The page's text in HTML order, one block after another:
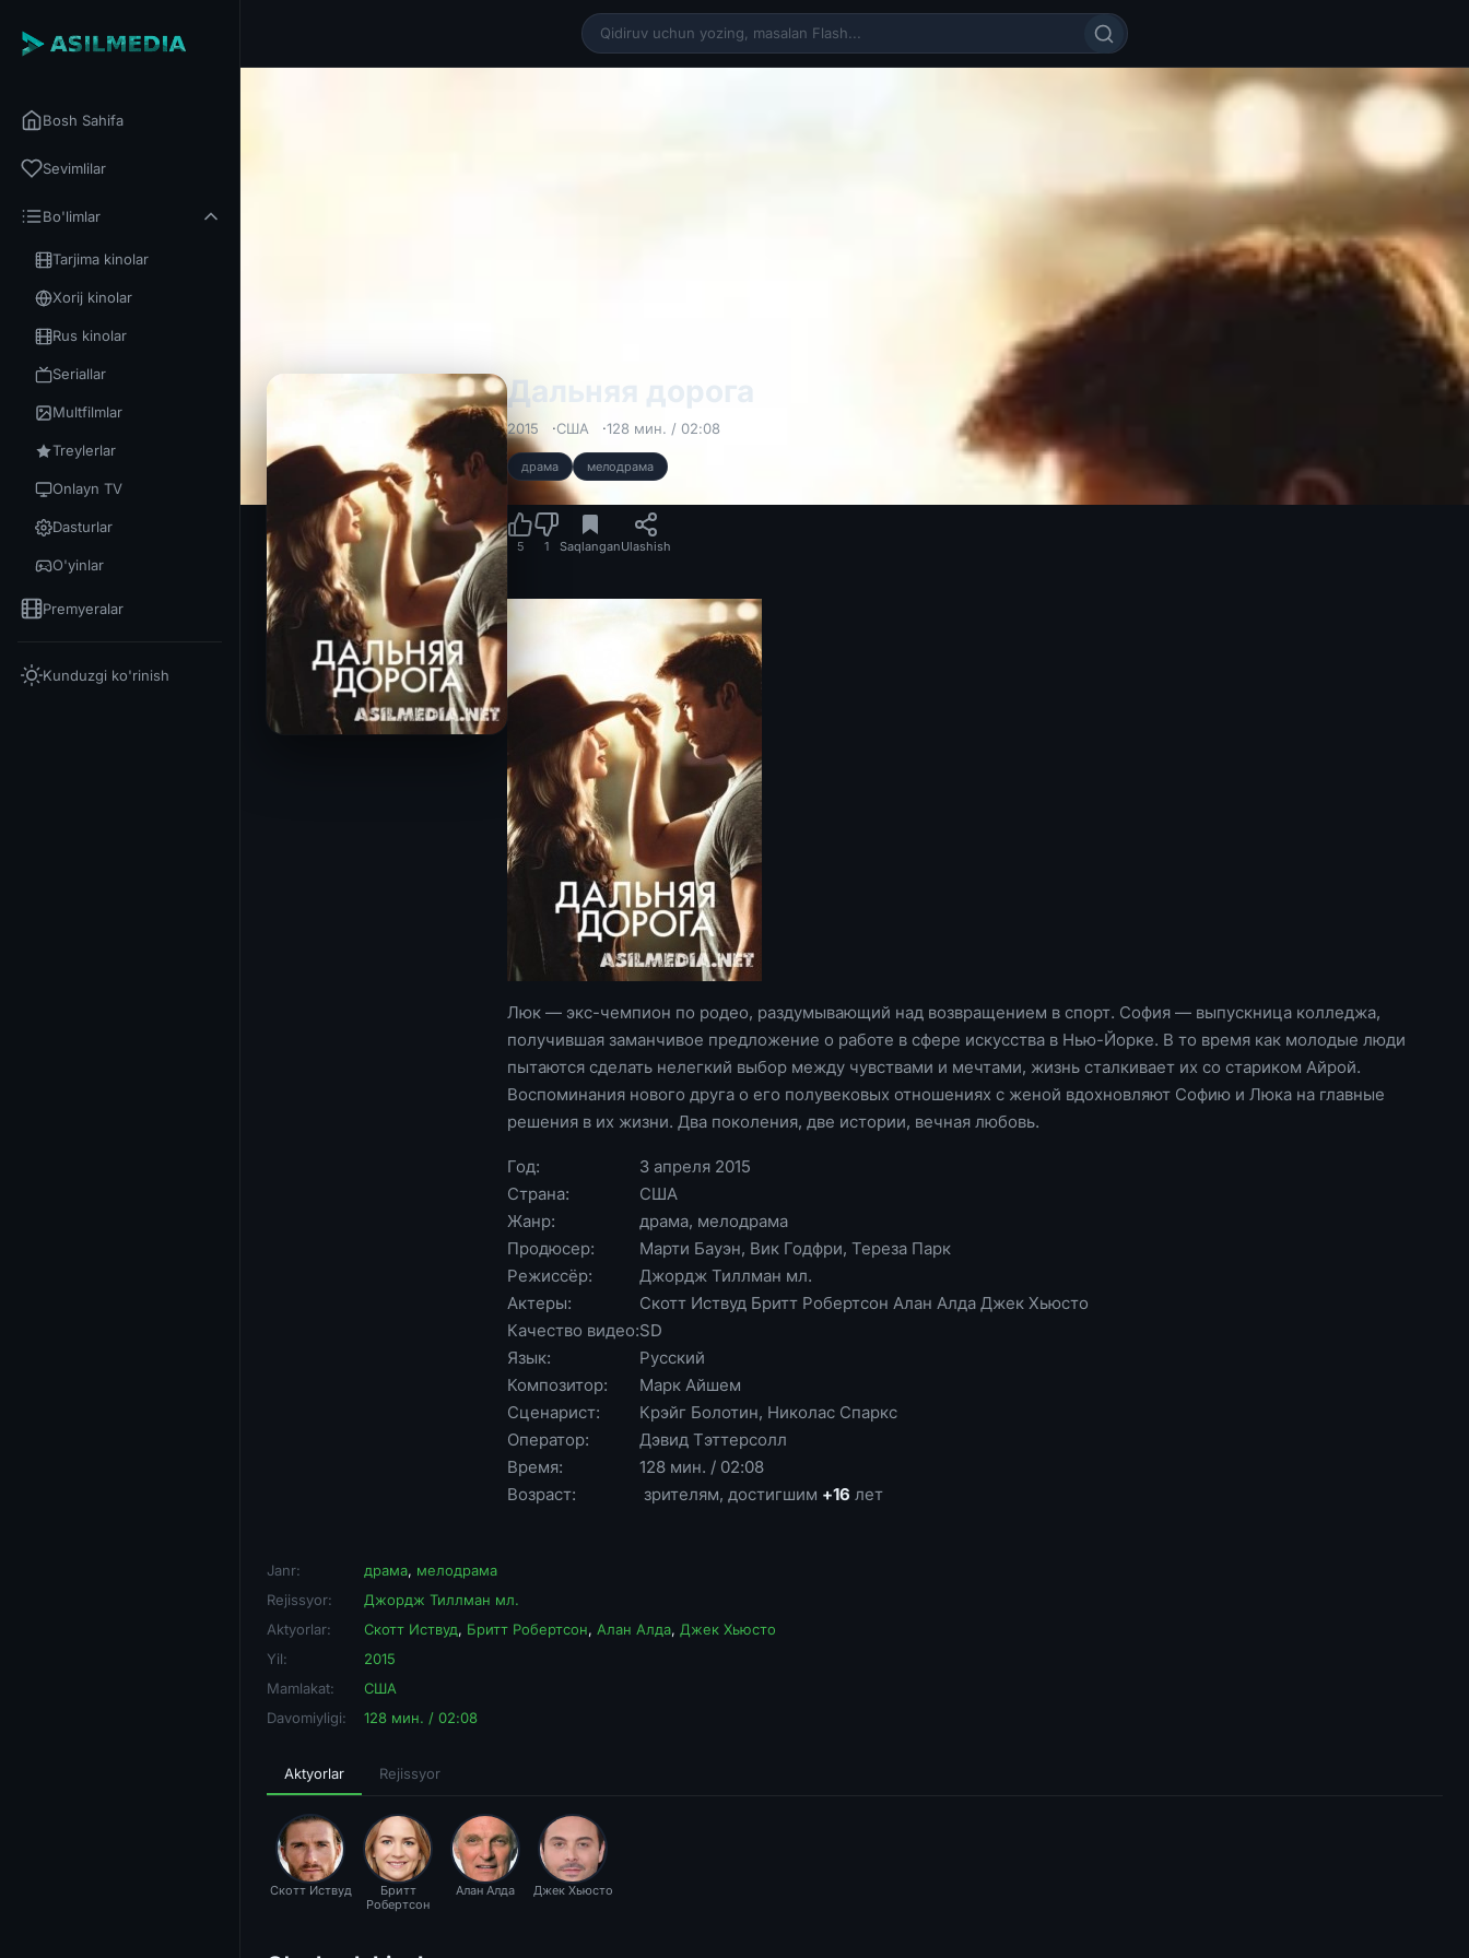
Bosh Sahifa
Sevimlilar
Bo'limlar
Tarjima kinolar
Xorij kinolar
Rus kinolar
Seriallar
Multfilmlar
Treylerlar
Onlayn TV
Dasturlar
O'yinlar
Premyeralar
Kunduzgi ko'rinish
Дальняя дорога
2015 США 128 мин. / 02:08
драма мелодрама
5 1 SaqlanganUlashish
Люк — экс-чемпион по родео, раздумывающий над возвращением в спорт. София — выпускница колледжа,
получившая заманчивое предложение о работе в сфере искусства в Нью-Йорке. В то время как молодые люди
пытаются сделать нелегкий выбор между чувствами и мечтами, жизнь сталкивает их со стариком Айрой.
Воспоминания нового друга о его полувековых отношениях с женой вдохновляют Софию и Люка на главные
решения в их жизни. Два поколения, две истории, вечная любовь.
Год:
3 апреля 2015
Страна:
США
Жанр:
драма, мелодрама
Продюсер:
Марти Бауэн, Вик Годфри, Тереза Парк
Режиссёр:
Джордж Тиллман мл.
Актеры:
Скотт Иствуд Бритт Робертсон Алан Алда Джек Хьюсто
Качество видео:SD
Язык:
Русский
Композитор:
Марк Айшем
Сценарист:
Крэйг Болотин, Николас Спаркс
Оператор:
Дэвид Тэттерсолл
Время:
128 мин. / 02:08
Возраст:
зрителям, достигшим +16 лет
Janr: драма, мелодрама
Rejissyor:
Джордж Тиллман мл.
Aktyorlar:
Скотт Иствуд, Бритт Робертсон, Алан Алда, Джек Хьюсто
Yil:
2015
Mamlakat:
США
Davomiyligi:
128 мин. / 02:08
Aktyorlar Rejissyor
Скотт Иствуд
Бритт
Робертсон
Алан Алда Джек Хьюсто